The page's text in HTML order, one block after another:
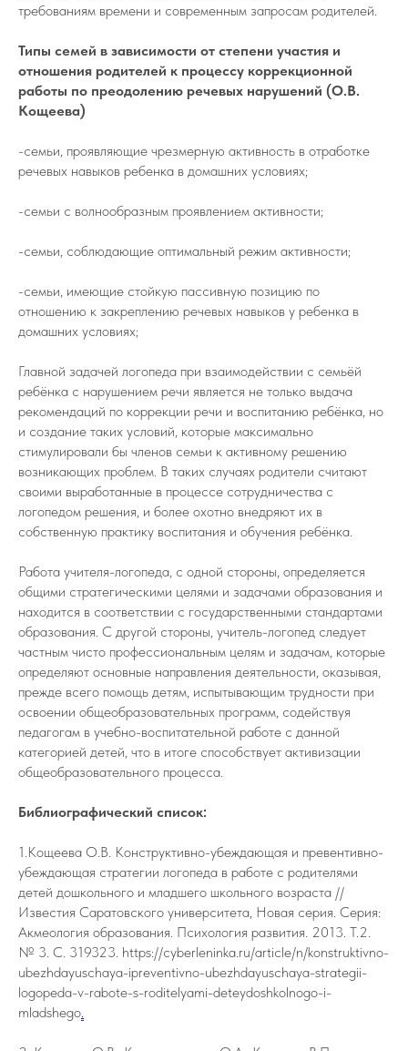
требованиям времени и современным запросам родителей.
Типы семей в зависимости от степени участия и
отношения родителей к процессу коррекционной
работы по преодолению речевых нарушений (О.В.
Кощеева)
-семьи, проявляющие чрезмерную активность в отработке
речевых навыков ребенка в домашних условиях;
-семьи с волнообразным проявлением активности;
-семьи, соблюдающие оптимальный режим активности;
-семьи, имеющие стойкую пассивную позицию по
отношению к закреплению речевых навыков у ребенка в
домашних условиях;
Главной задачей логопеда при взаимодействии с семьёй
ребёнка с нарушением речи является не только выдача
рекомендаций по коррекции речи и воспитанию ребёнка, но
и создание таких условий, которые максимально
стимулировали бы членов семьи к активному решению
возникающих проблем. В таких случаях родители считают
своими выработанные в процессе сотрудничества с
логопедом решения, и более охотно внедряют их в
собственную практику воспитания и обучения ребёнка.
Работа учителя-логопеда, с одной стороны, определяется
общими стратегическими целями и задачами образования и
находится в соответствии с государственными стандартами
образования. С другой стороны, учитель-логопед следует
частным чисто профессиональным целям и задачам, которые
определяют основные направления деятельности, оказывая,
прежде всего помощь детям, испытывающим трудности при
освоении общеобразовательных программ, содействуя
педагогам в учебно-воспитательной работе с данной
категорией детей, что в итоге способствует активизации
общеобразовательного процесса.
Библиографический список:
1.Кощеева О.В. Конструктивно-убеждающая и превентивно-
убеждающая стратегии логопеда в работе с родителями
детей дошкольного и младшего школьного возраста //
Известия Саратовского университета, Новая серия. Серия:
Акмеология образования. Психология развития. 2013. Т.2.
№ 3. С. 319323. https://cyberleninka.ru/article/n/konstruktivno-
ubezhdayuschaya-ipreventivno-ubezhdayuschaya-strategii-
logopeda-v-rabote-s-roditelyami-deteydoshkolnogo-i-
mladshego.